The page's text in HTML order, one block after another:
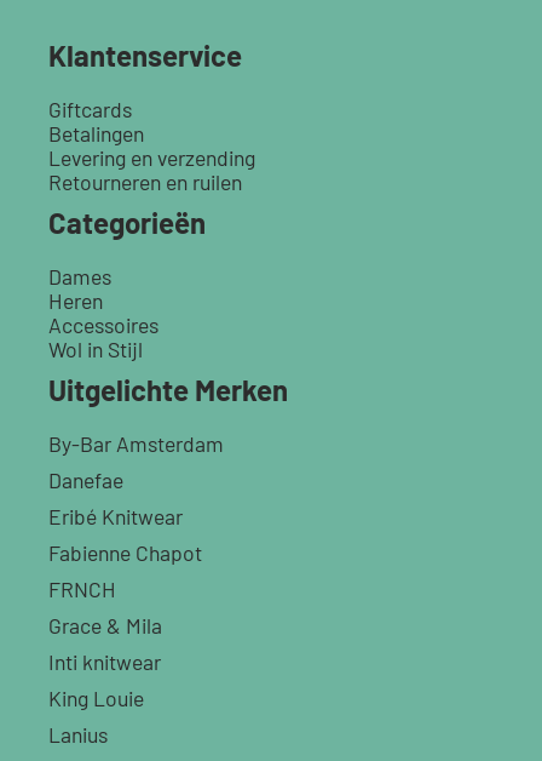
Klantenservice
Giftcards
Betalingen
Levering en verzending
Retourneren en ruilen
Categorieën
Dames
Heren
Accessoires
Wol in Stijl
Uitgelichte Merken
By-Bar Amsterdam
Danefae
Eribé Knitwear
Fabienne Chapot
FRNCH
Grace & Mila
Inti knitwear
King Louie
Lanius